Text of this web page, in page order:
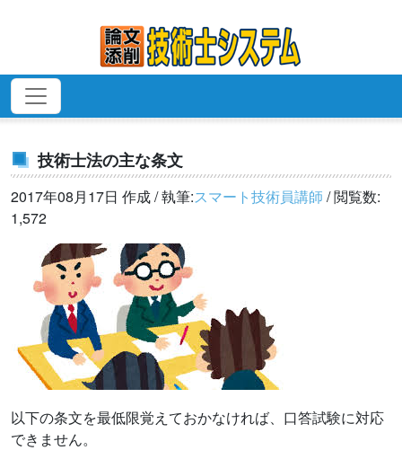
技術士法の主な条文
2017年08月17日 作成 / 執筆:スマート技術員講師 / 閲覧数:
1,572
以下の条文を最低限覚えておかなければ、口答試験に対応
できません。